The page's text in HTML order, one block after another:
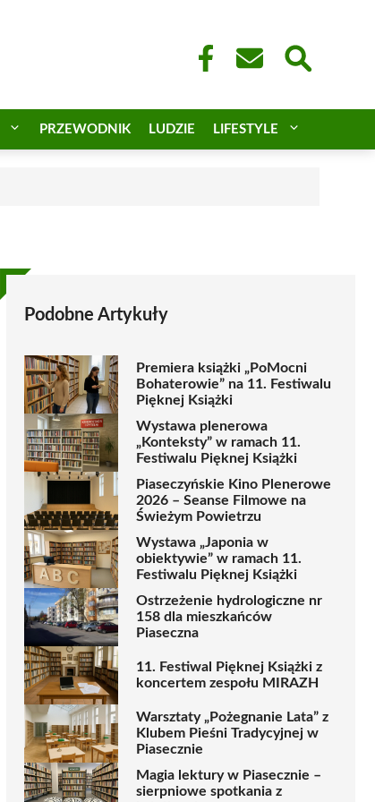
PRZEWODNIK LUDZIE LIFESTYLE
Podobne Artykuły
Premiera książki „PoMocni
Bohaterowie” na 11. Festiwalu
Pięknej Książki
Wystawa plenerowa
„Konteksty” w ramach 11.
Festiwalu Pięknej Książki
Piaseczyńskie Kino Plenerowe
2026 – Seanse Filmowe na
Świeżym Powietrzu
Wystawa „Japonia w
obiektywie” w ramach 11.
Festiwalu Pięknej Książki
Ostrzeżenie hydrologiczne nr
158 dla mieszkańców
Piaseczna
11. Festiwal Pięknej Książki z
koncertem zespołu MIRAZH
Warsztaty „Pożegnanie Lata” z
Klubem Pieśni Tradycyjnej w
Piasecznie
Magia lektury w Piasecznie –
sierpniowe spotkania z